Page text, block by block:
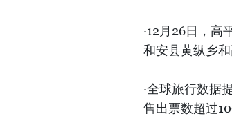
·12月26日，高
和安县黄纵乡
·全球旅行数据
售出票数超过